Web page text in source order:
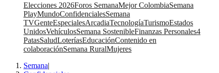
Elecciones 2026Foros SemanaMejor ColombiaSemana
PlayMundoConfidencialesSemana
TVGenteEspecialesArcadiaTecnologíaTurismoEstados
UnidosVehículosSemana SostenibleFinanzas Personales4
PatasSaludLoteríasEducaciónContenido en
colaboraciónSemana RuralMujeres
Semana|